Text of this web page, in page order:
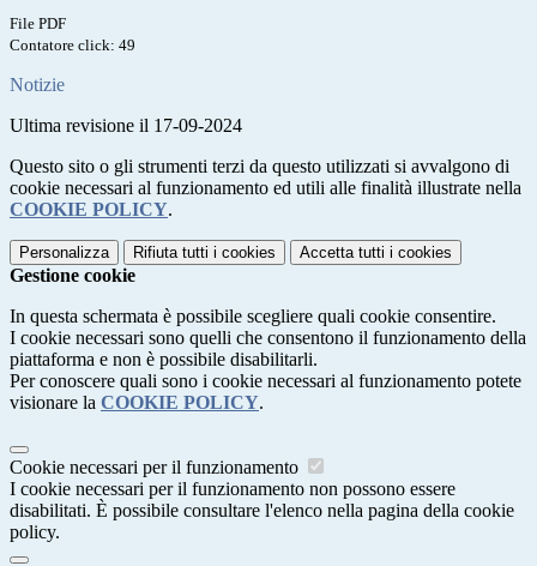
File PDF
Contatore click: 49
Notizie
Ultima revisione il 17-09-2024
Questo sito o gli strumenti terzi da questo utilizzati si avvalgono di
cookie necessari al funzionamento ed utili alle finalità illustrate nella
COOKIE POLICY.
Personalizza Rifiuta tutti i cookies Accetta tutti i cookies
Gestione cookie
In questa schermata è possibile scegliere quali cookie consentire.
I cookie necessari sono quelli che consentono il funzionamento della
piattaforma e non è possibile disabilitarli.
Per conoscere quali sono i cookie necessari al funzionamento potete
visionare la COOKIE POLICY.
Cookie necessari per il funzionamento
I cookie necessari per il funzionamento non possono essere
disabilitati. È possibile consultare l'elenco nella pagina della cookie
policy.